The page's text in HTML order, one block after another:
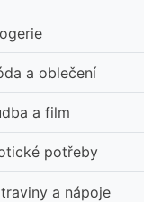
a oblečení
a film
potřeby
a nápoje